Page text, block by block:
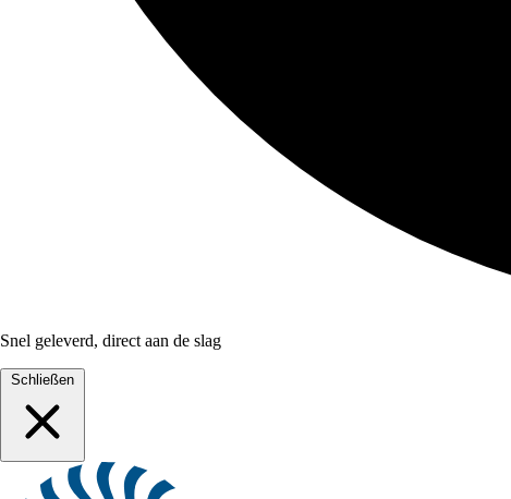
Snel geleverd, direct aan de slag
Schließen